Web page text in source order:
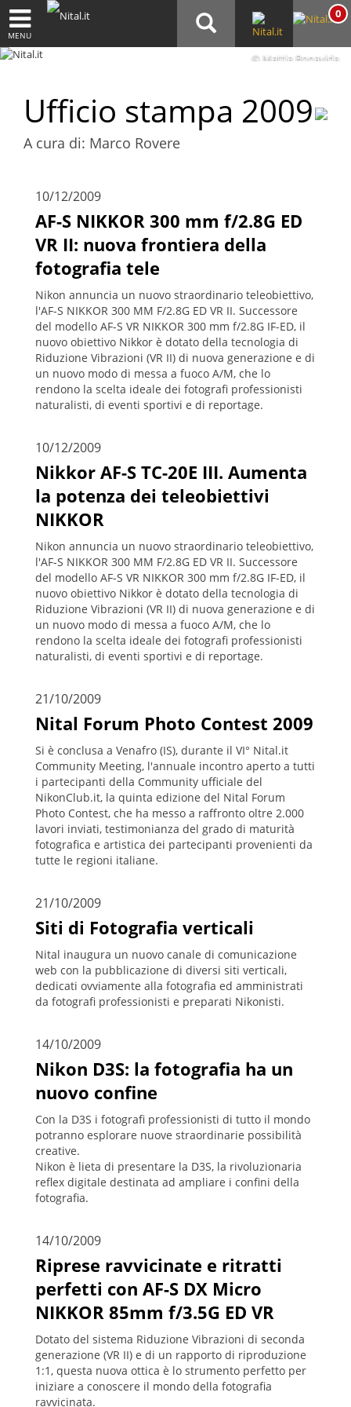
MENU
0
© Mattia Bonavida
Ufficio stampa 2009
A cura di: Marco Rovere
10/12/2009
AF-S NIKKOR 300 mm f/2.8G ED
VR II: nuova frontiera della
fotografia tele
Nikon annuncia un nuovo straordinario teleobiettivo,
l'AF-S NIKKOR 300 MM F/2.8G ED VR II. Successore
del modello AF-S VR NIKKOR 300 mm f/2.8G IF-ED, il
nuovo obiettivo Nikkor è dotato della tecnologia di
Riduzione Vibrazioni (VR II) di nuova generazione e di
un nuovo modo di messa a fuoco A/M, che lo
rendono la scelta ideale dei fotografi professionisti
naturalisti, di eventi sportivi e di reportage.
10/12/2009
Nikkor AF-S TC-20E III. Aumenta
la potenza dei teleobiettivi
NIKKOR
Nikon annuncia un nuovo straordinario teleobiettivo,
l'AF-S NIKKOR 300 MM F/2.8G ED VR II. Successore
del modello AF-S VR NIKKOR 300 mm f/2.8G IF-ED, il
nuovo obiettivo Nikkor è dotato della tecnologia di
Riduzione Vibrazioni (VR II) di nuova generazione e di
un nuovo modo di messa a fuoco A/M, che lo
rendono la scelta ideale dei fotografi professionisti
naturalisti, di eventi sportivi e di reportage.
21/10/2009
Nital Forum Photo Contest 2009
Si è conclusa a Venafro (IS), durante il VI° Nital.it
Community Meeting, l'annuale incontro aperto a tutti
i partecipanti della Community ufficiale del
NikonClub.it, la quinta edizione del Nital Forum
Photo Contest, che ha messo a raffronto oltre 2.000
lavori inviati, testimonianza del grado di maturità
fotografica e artistica dei partecipanti provenienti da
tutte le regioni italiane.
21/10/2009
Siti di Fotografia verticali
Nital inaugura un nuovo canale di comunicazione
web con la pubblicazione di diversi siti verticali,
dedicati ovviamente alla fotografia ed amministrati
da fotografi professionisti e preparati Nikonisti.
14/10/2009
Nikon D3S: la fotografia ha un
nuovo confine
Con la D3S i fotografi professionisti di tutto il mondo
potranno esplorare nuove straordinarie possibilità
creative.
Nikon è lieta di presentare la D3S, la rivoluzionaria
reflex digitale destinata ad ampliare i confini della
fotografia.
14/10/2009
Riprese ravvicinate e ritratti
perfetti con AF-S DX Micro
NIKKOR 85mm f/3.5G ED VR
Dotato del sistema Riduzione Vibrazioni di seconda
generazione (VR II) e di un rapporto di riproduzione
1:1, questa nuova ottica è lo strumento perfetto per
iniziare a conoscere il mondo della fotografia
ravvicinata.